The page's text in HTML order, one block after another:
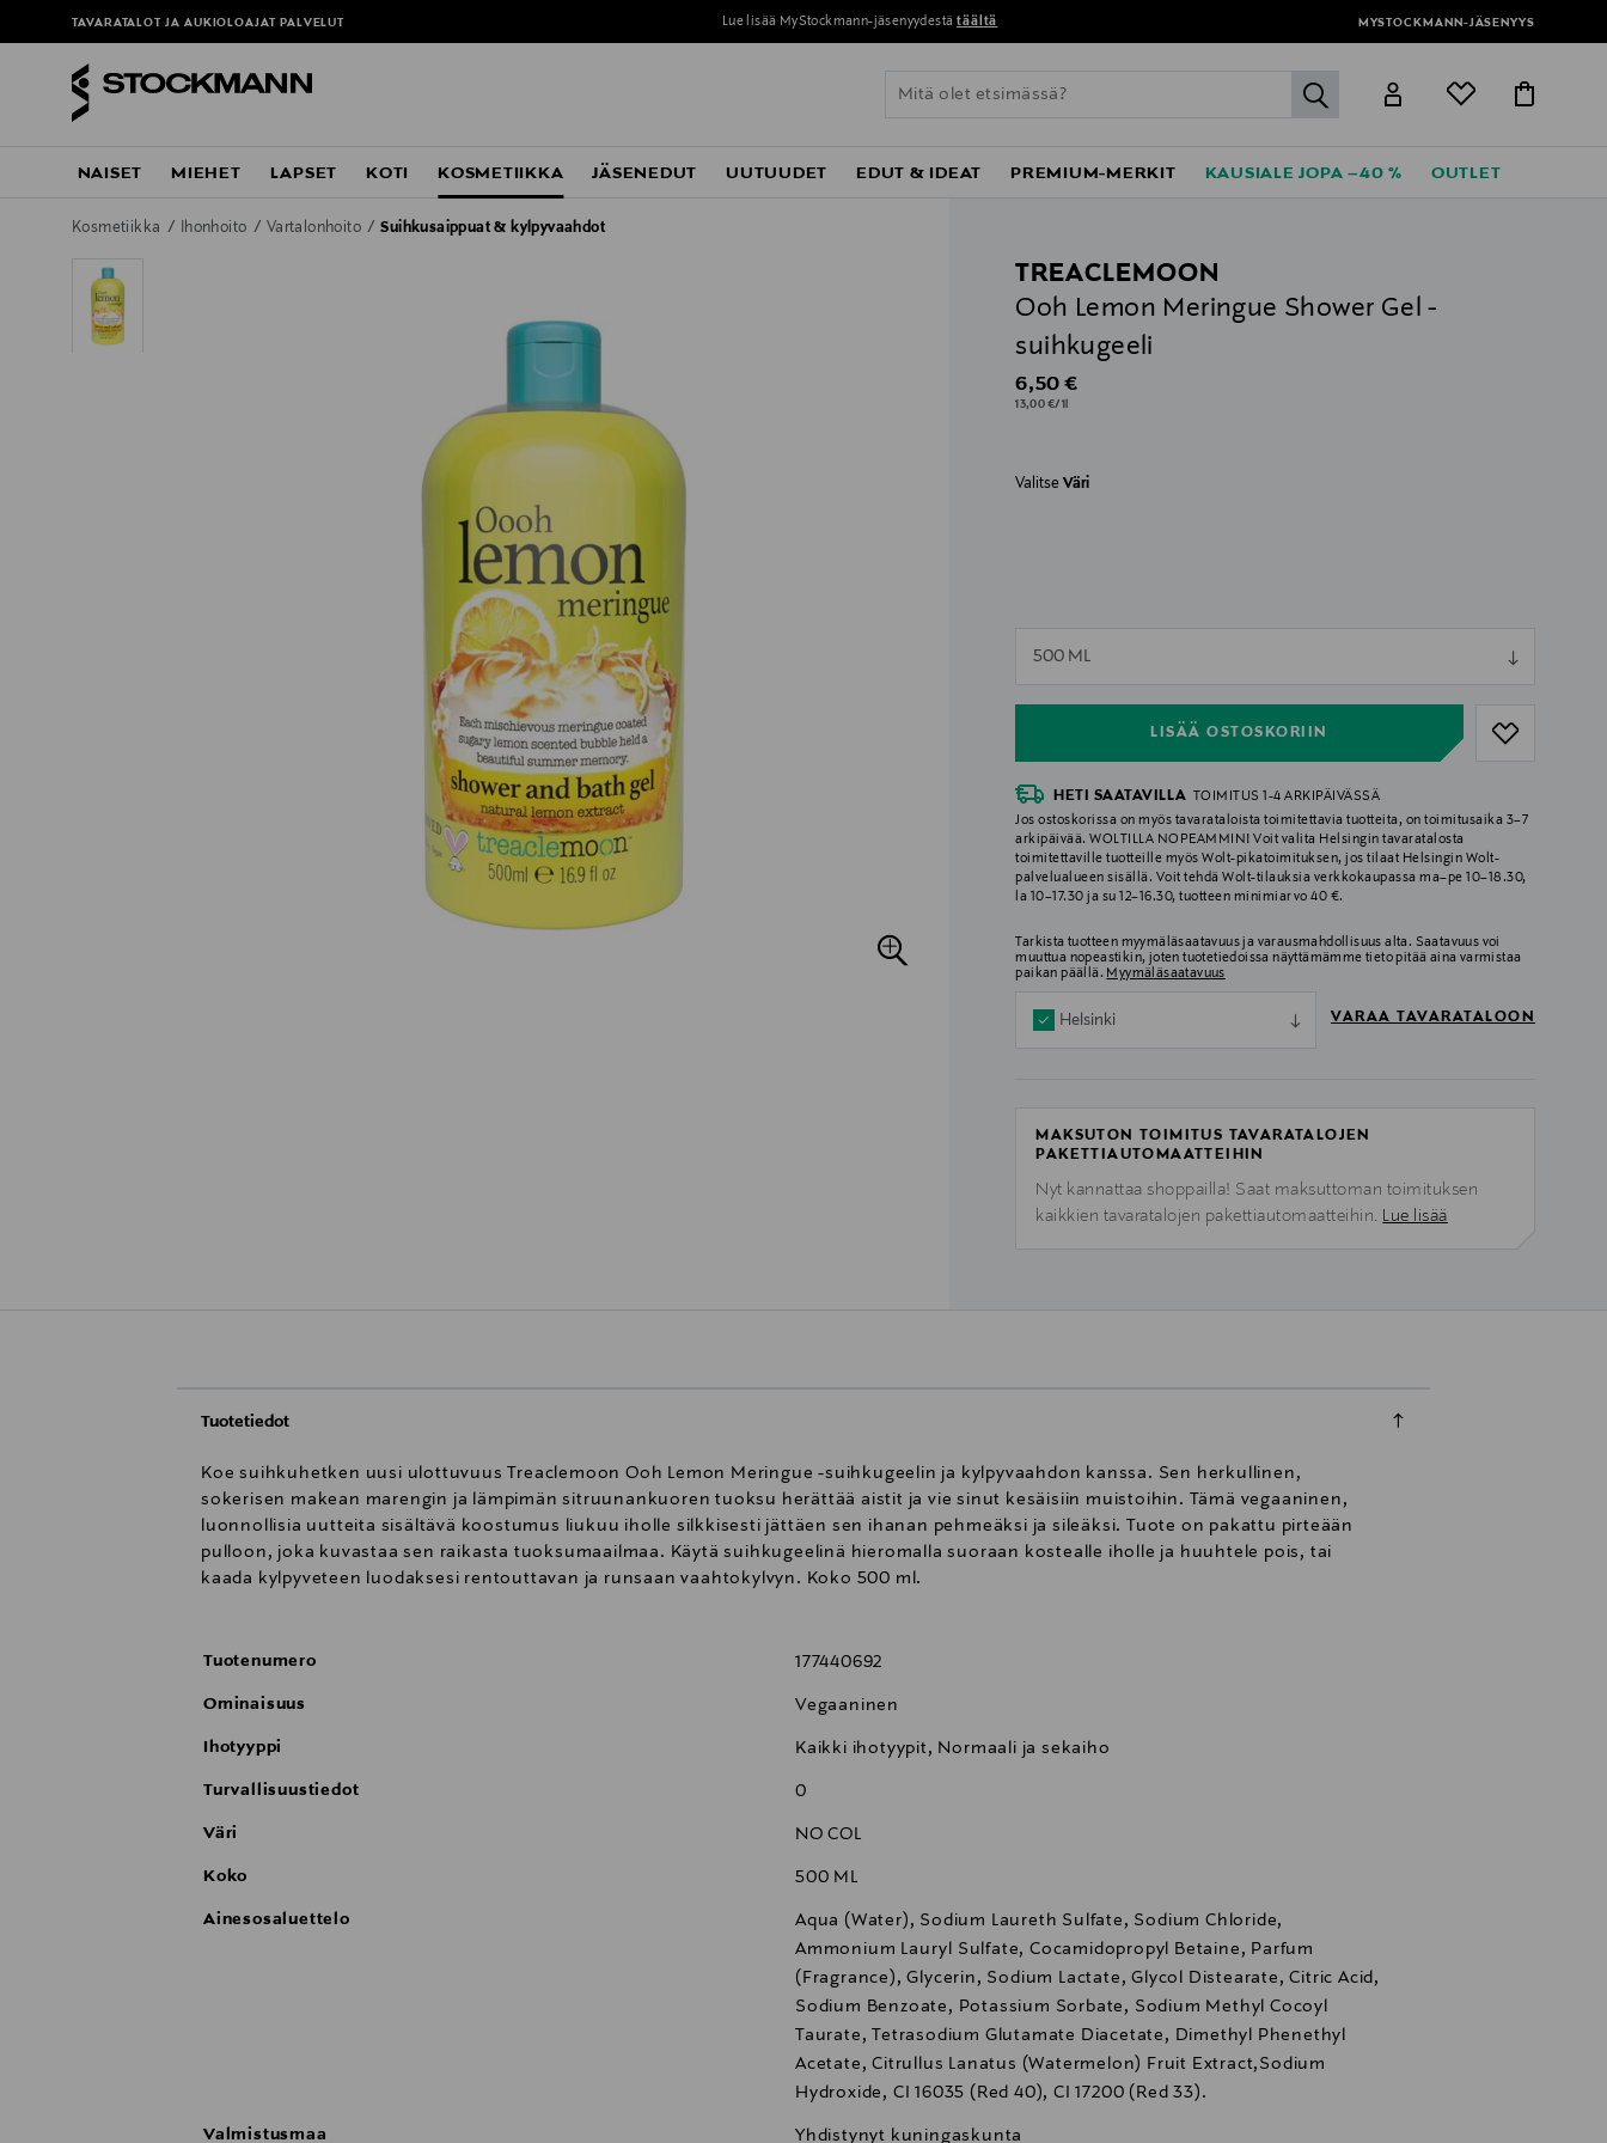
TAVARATALOT JA AUKIOLOAJAT PALVELUT Lue lisää MyStockmann-jäsenyydestä täältä MYSTOCKMANN-JÄSENYYS
label.header.go
NAISET MIEHET LAPSET KOTI KOSMETIIKKA JÄSENEDUT UUTUUDET EDUT & IDEAT PREMIUM-MERKIT KAUSIALE JOPA –40 % OUTLET
Kosmetiikka Ihonhoito Vartalonhoito Suihkusaippuat & kylpyvaahdot
TREACLEMOON
Ooh Lemon Meringue Shower Gel -
suihkugeeli
Original Price
6,50 €
13,00 €/1l
ValitseVäri
500 ML
LISÄÄ OSTOSKORIIN
null
HETI SAATAVILLA
TOIMITUS 1-4 ARKIPÄIVÄSSÄ
Jos ostoskorissa on myös tavarataloista toimitettavia tuotteita, on toimitusaika 3–7
arkipäivää. WOLTILLA NOPEAMMIN! Voit valita Helsingin tavaratalosta
toimitettaville tuotteille myös Wolt-pikatoimituksen, jos tilaat Helsingin Wolt-
palvelualueen sisällä. Voit tehdä Wolt-tilauksia verkkokaupassa ma–pe 10–18.30,
la 10–17.30 ja su 12–16.30, tuotteen minimiarvo 40 €.
Tarkista tuotteen myymäläsaatavuus ja varausmahdollisuus alta. Saatavuus voi
muuttua nopeastikin, joten tuotetiedoissa näyttämämme tieto pitää aina varmistaa
paikan päällä. Myymäläsaatavuus
Helsinki VARAA TAVARATALOON
MAKSUTON TOIMITUS TAVARATALOJEN
PAKETTIAUTOMAATTEIHIN
Nyt kannattaa shoppailla! Saat maksuttoman toimituksen
kaikkien tavaratalojen pakettiautomaatteihin. Lue lisää
Tuotetiedot
Koe suihkuhetken uusi ulottuvuus Treaclemoon Ooh Lemon Meringue -suihkugeelin ja kylpyvaahdon kanssa. Sen herkullinen,
sokerisen makean marengin ja lämpimän sitruunankuoren tuoksu herättää aistit ja vie sinut kesäisiin muistoihin. Tämä vegaaninen,
luonnollisia uutteita sisältävä koostumus liukuu iholle silkkisesti jättäen sen ihanan pehmeäksi ja sileäksi. Tuote on pakattu pirteään
pulloon, joka kuvastaa sen raikasta tuoksumaailmaa. Käytä suihkugeelinä hieromalla suoraan kostealle iholle ja huuhtele pois, tai
kaada kylpyveteen luodaksesi rentouttavan ja runsaan vaahtokylvyn. Koko 500 ml.
Tuotenumero 177440692
Ominaisuus Vegaaninen
Ihotyyppi Kaikki ihotyypit, Normaali ja sekaiho
Turvallisuustiedot 0
Väri NO COL
Koko 500 ML
Ainesosaluettelo
Aqua (Water), Sodium Laureth Sulfate, Sodium Chloride,
Ammonium Lauryl Sulfate, Cocamidopropyl Betaine, Parfum
(Fragrance), Glycerin, Sodium Lactate, Glycol Distearate, Citric Acid,
Sodium Benzoate, Potassium Sorbate, Sodium Methyl Cocoyl
Taurate, Tetrasodium Glutamate Diacetate, Dimethyl Phenethyl
Acetate, Citrullus Lanatus (Watermelon) Fruit Extract,Sodium
Hydroxide, CI 16035 (Red 40), CI 17200 (Red 33).
Valmistusmaa Yhdistynyt kuningaskunta